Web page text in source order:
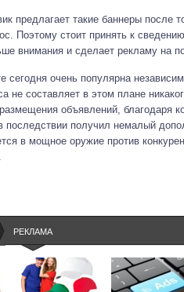
предлагает такие баннеры после
Поэтому стоит принять к
внимания и сделает рекламу на
сегодня очень популярна
не составляет в этом плане
объявлений, благодаря
последствии получил немалый
в мощное оружие против
РЕКЛАМА